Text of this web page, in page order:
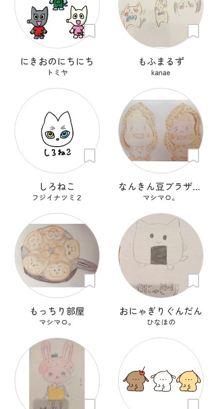
にきおのにちにち
トミヤ
もふまるず
kanae
しろねこ
フジイナツミ２
なんきん豆ブラザーズ ＮナンＫキンちゃん
マシマロ。
もっちり部屋
マシマロ。
おにゃぎりぐんだん
ひなほの